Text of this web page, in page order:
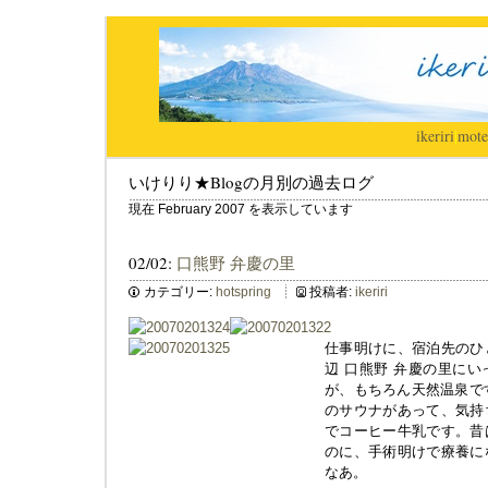
ikeriri|
いけりり★Blogの月別の過去ログ
現在 February 2007 を表示しています
02/02: 口熊野 弁慶の里
カテゴリー: hotspring 投稿者: ikeriri
仕事明けに、宿泊先の
辺 口熊野 弁慶の里にい
が、もちろん天然温泉
のサウナがあって、気
でコーヒー牛乳です。
のに、手術明けで療養
なあ。